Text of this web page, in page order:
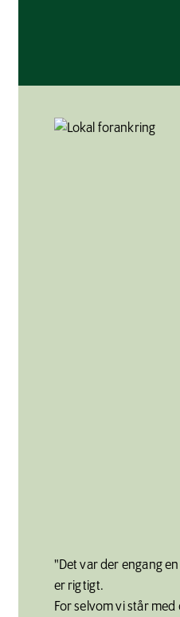
"Det var der engang
er rigtigt.
For selvom vi står